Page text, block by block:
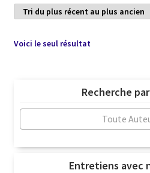
Voici le seul résultat
Recherche
Toute
Entretiens avec